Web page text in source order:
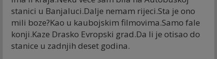
stanici u Banjaluci.Dalje nemam rijeci.Sta je ono
mili boze?Kao u kaubojskim filmovima.Samo fale
konji.Kaze Drasko Evropski grad.Da li je otisao do
stanice u zadnjih deset godina.